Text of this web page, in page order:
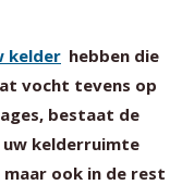
kelder hebben die
vocht tevens op
bestaat de
uw kelderruimte
ook in de rest